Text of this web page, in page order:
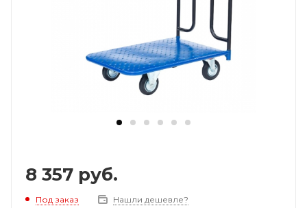
8 357 руб.
Под заказ Нашли дешевле?